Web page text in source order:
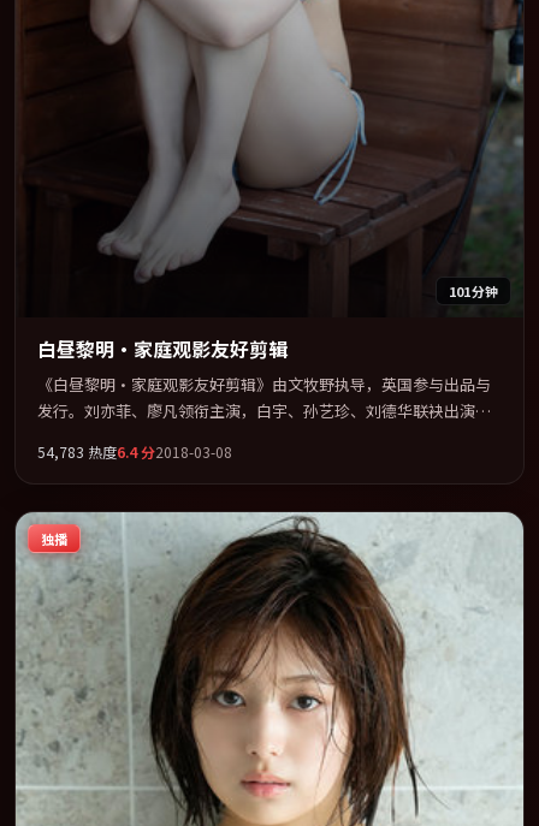
101分钟
白昼黎明·家庭观影友好剪辑
《白昼黎明·家庭观影友好剪辑》由文牧野执导，英国参与出品与
发行。刘亦菲、廖凡领衔主演，白宇、孙艺珍、刘德华联袂出演。
骨架，在叙事、表演与视听上力求统一。定于 2018-11-25 在内地院
线及主流平台同步亮相，2018 年度话题片中口碑稳健，适合喜欢强
情节与人物弧光的观众完整观看。
54,783 热度6.4分2018-03-08
独播